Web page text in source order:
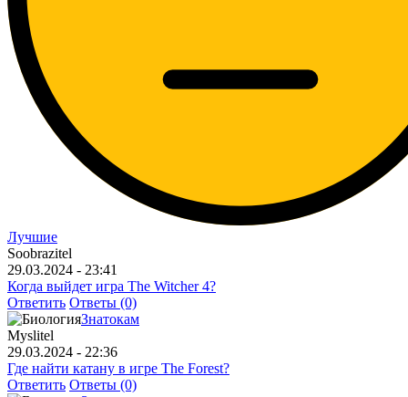
Лучшие
Soobrazitel
29.03.2024 - 23:41
Когда выйдет игра The Witcher 4?
Ответить Ответы (0)
Знатокам
Myslitel
29.03.2024 - 22:36
Где найти катану в игре The Forest?
Ответить Ответы (0)